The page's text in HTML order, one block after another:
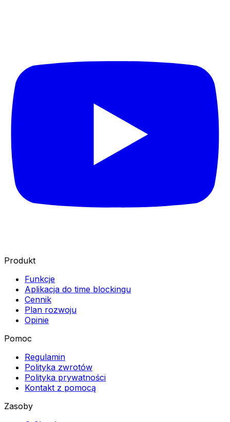
Produkt
Funkcje
Aplikacja do time blockingu
Cennik
Plan rozwoju
Opinie
Pomoc
Regulamin
Polityka zwrotów
Polityka prywatności
Kontakt z pomocą
Zasoby